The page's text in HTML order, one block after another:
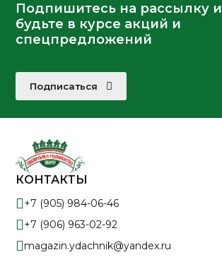
Подпишитесь на рассылку и
будьте в курсе акций и
спецпредложений
Подписаться
КОНТАКТЫ
+7 (905) 984-06-46
+7 (906) 963-02-92
magazin.ydachnik@yandex.ru